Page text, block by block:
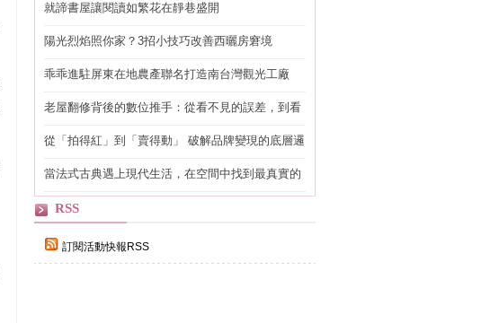
就諦書屋讓閱讀如繁花在靜巷盛開
陽光烈焰照你家？3招小技巧改善西曬房窘境
乖乖進駐屏東在地農產聯名打造南台灣觀光工廠
老屋翻修背後的數位推手：從看不見的誤差，到看
從「拍得紅」到「賣得動」 破解品牌變現的底層邏
當法式古典遇上現代生活，在空間中找到最真實的
RSS
訂閱活動快報RSS